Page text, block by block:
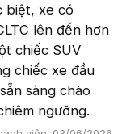
biệt, xe có
lên đến hơn
chiếc SUV
chiếc xe đầu
sàng chào
ngưỡng.